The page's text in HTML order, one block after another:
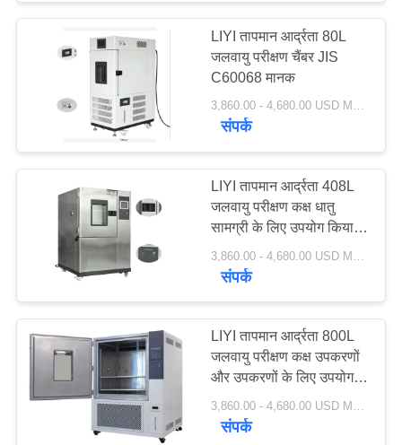
LIYI तापमान आर्द्रता 80L
जलवायु परीक्षण चैंबर JIS
C60068 मानक
3,860.00 - 4,680.00 USD MOQ:एक सेट
संपर्क
LIYI तापमान आर्द्रता 408L
जलवायु परीक्षण कक्ष धातु
सामग्री के लिए उपयोग किया
जाता है
संपर्क
LIYI तापमान आर्द्रता 800L
जलवायु परीक्षण कक्ष उपकरणों
और उपकरणों के लिए उपयोग
किया जाता है
संपर्क